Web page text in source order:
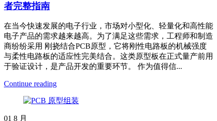
者完整指南
在当今快速发展的电子行业，市场对小型化、轻量化和高性能
电子产品的需求越来越高。为了满足这些需求，工程师和制造
商纷纷采用 刚挠结合PCB原型，它将刚性电路板的机械强度
与柔性电路板的适应性完美结合。这类原型板在正式量产前用
于验证设计，是产品开发的重要环节。 作为值得信...
Continue reading
01 8 月